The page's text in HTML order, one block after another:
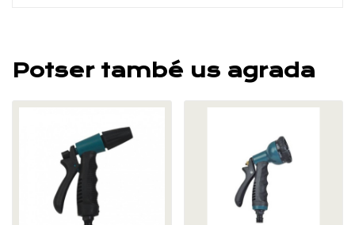
Potser també us agrada